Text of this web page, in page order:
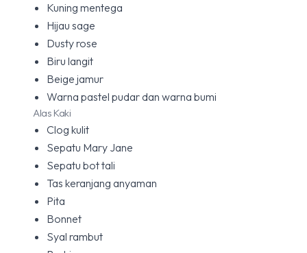
Kuning mentega
Hijau sage
Dusty rose
Biru langit
Beige jamur
Warna pastel pudar dan warna bumi
Alas Kaki
Clog kulit
Sepatu Mary Jane
Sepatu bot tali
Tas keranjang anyaman
Pita
Bonnet
Syal rambut